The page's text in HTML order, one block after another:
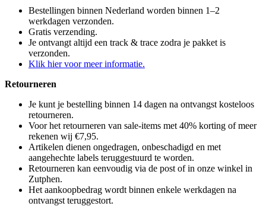
Bestellingen binnen Nederland worden binnen 1–2
werkdagen verzonden.
Gratis verzending.
Je ontvangt altijd een track & trace zodra je pakket is
verzonden.
Klik hier voor meer informatie.
Retourneren
Je kunt je bestelling binnen 14 dagen na ontvangst kosteloos
retourneren.
Voor het retourneren van sale-items met 40% korting of meer
rekenen wij €7,95.
Artikelen dienen ongedragen, onbeschadigd en met
aangehechte labels teruggestuurd te worden.
Retourneren kan eenvoudig via de post of in onze winkel in
Zutphen.
Het aankoopbedrag wordt binnen enkele werkdagen na
ontvangst teruggestort.